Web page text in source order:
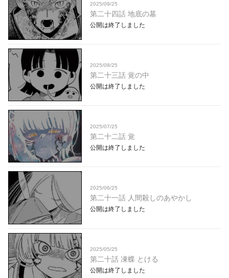
2025/09/25
第二十四話 地底の墓
公開は終了しました
2025/08/25
第二十三話 覚の中
公開は終了しました
2025/07/25
第二十二話 覚
公開は終了しました
2025/06/25
第二十一話 人間殺しのあやかし
公開は終了しました
2025/05/25
第二十話 凍蝶 とける
公開は終了しました